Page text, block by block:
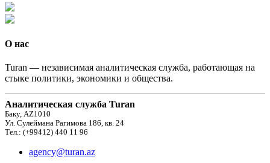
О нас
Turan — независимая аналитическая служба, работающая на
стыке политики, экономики и общества.
Аналитическая служба Turan
Баку, AZ1010
Ул. Сулеймана Рагимова 186, кв. 24
Тел.: (+99412) 440 11 96
agency@turan.az